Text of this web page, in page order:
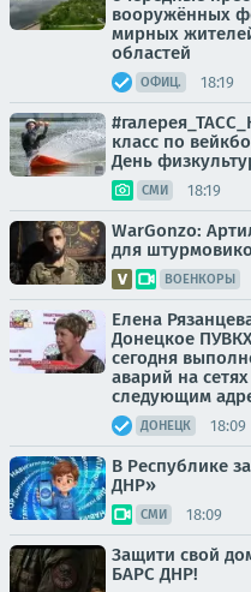
вооружённых
мирных
областей
ОФИЦ. 18:19
класс по
День
СМИ 18:19
WarGonzo:
для
ВОЕНКОРЫ
Елена
Донецкое
сегодня
аварий на
следующим
ДОНЕЦК 18:09
В Республике
ДНР»
СМИ 18:09
Защити свой
БАРС ДНР!